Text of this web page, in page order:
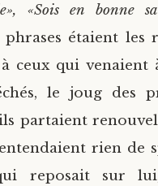
«Sois en bonne
étaient les
ceux qui venaient
le joug des
partaient
rien de
reposait sur